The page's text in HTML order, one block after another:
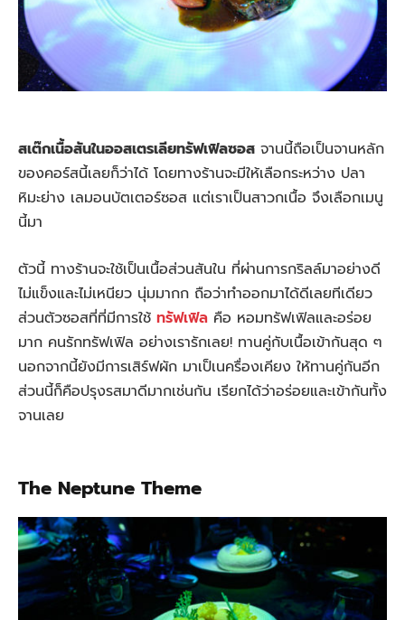
สเต๊กเนื้อสันในออสเตรเลียทรัฟเฟิลซอส จานนี้ถือเป็นจานหลัก
ของคอร์สนี้เลยก็ว่าได้ โดยทางร้านจะมีให้เลือกระหว่าง ปลา
หิมะย่าง เลมอนบัตเตอร์ซอส แต่เราเป็นสาวกเนื้อ จึงเลือกเมนู
นี้มา
ตัวนี้ ทางร้านจะใช้เป็นเนื้อส่วนสันใน ที่ผ่านการกริลล์มาอย่างดี
ไม่แข็งและไม่เหนียว นุ่มมากก ถือว่าทำออกมาได้ดีเลยทีเดียว
ส่วนตัวซอสที่ที่มีการใช้ ทรัฟเฟิล คือ หอมทรัฟเฟิลและอร่อย
มาก คนรักทรัฟเฟิล อย่างเรารักเลย! ทานคู่กับเนื้อเข้ากันสุด ๆ
นอกจากนี้ยังมีการเสิร์ฟผัก มาเป็เนครื่องเคียง ให้ทานคู่กันอีก
ส่วนนี้ก็คือปรุงรสมาดีมากเช่นกัน เรียกได้ว่าอร่อยและเข้ากันทั้ง
จานเลย
The Neptune Theme